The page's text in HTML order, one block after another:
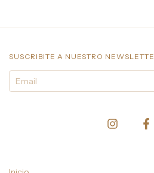
SUSCRIBITE A NUESTRO